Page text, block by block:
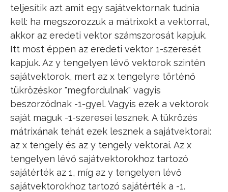
teljesítik azt amit egy sajátvektornak tudnia
kell: ha megszorozzuk a mátrixokt a vektorral,
akkor az eredeti vektor számszorosát kapjuk.
Itt most éppen az eredeti vektor 1-szeresét
kapjuk. Az y tengelyen lévő vektorok szintén
sajátvektorok, mert az x tengelyre történő
tükrözéskor "megfordulnak" vagyis
beszorzódnak -1-gyel. Vagyis ezek a vektorok
saját maguk -1-szeresei lesznek. A tükrözés
mátrixának tehát ezek lesznek a sajátvektorai:
az x tengely és az y tengely vektorai. Az x
tengelyen lévő sajátvektorokhoz tartozó
sajátérték az 1, míg az y tengelyen lévő
sajátvektorokhoz tartozó sajátérték a -1.